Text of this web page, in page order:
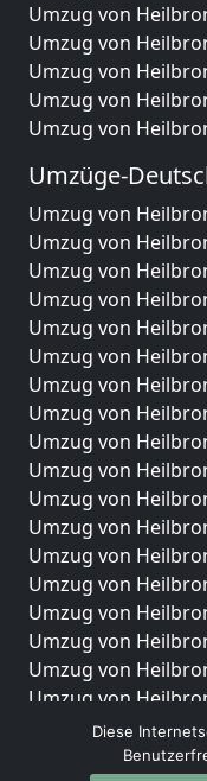
Umzug von
Umzug von
Umzug von
Umzug von
Umzug von
Umzüge-
Umzug von
Umzug von
Umzug von
Umzug von
Umzug von
Umzug von
Umzug von
Umzug von
Umzug von
Umzug von
Umzug von
Umzug von
Umzug von
Umzug von
Umzug von
Umzug von
Umzug von
Umzug von
Umzug von
Umzug von
Diese